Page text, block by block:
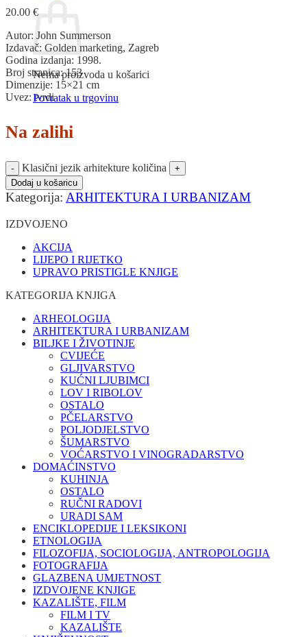
Nema proizvoda u košarici
Povratak u trgovinu
20.00 €
Autor: John Summerson
Izdavač: Golden marketing, Zagreb
Godina izdanja: 1998.
Broj stranica: 153
Dimenzije: 15×21 cm
Uvez: tvrdi
Na zalihi
Klasični jezik arhitekture količina
Dodaj u košaricu
Kategorija: ARHITEKTURA I URBANIZAM
IZDVOJENO
AKCIJA
LIJEPO I RIJETKO
UPRAVO PRISTIGLE KNJIGE
KATEGORIJA KNJIGA
ARHEOLOGIJA
ARHITEKTURA I URBANIZAM
BILJKE I ŽIVOTINJE
CVIJEĆE
GLJIVARSTVO
KUĆNI LJUBIMCI
LOV I RIBOLOV
OSTALO
PČELARSTVO
POLJODJELSTVO
ŠUMARSTVO
VOĆARSTVO I VINOGRADARSTVO
DOMAĆINSTVO
KUHINJA
OSTALO
RUČNI RADOVI
URADI SAM
ENCIKLOPEDIJE I LEKSIKONI
ETNOLOGIJA
FILOZOFIJA, SOCIOLOGIJA, ANTROPOLOGIJA
FOTOGRAFIJA
GLAZBENA UMJETNOST
IZDVOJENE KNJIGE
KAZALIŠTE, FILM
FILM I TV
KAZALIŠTE